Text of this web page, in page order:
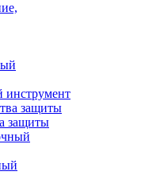
инструмент
защиты